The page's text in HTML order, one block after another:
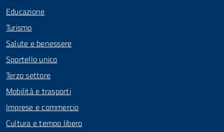
Educazione
Turismo
Salute e benessere
Sportello unico
Terzo settore
Mobilità e trasporti
Imprese e commercio
Cultura e tempo libero